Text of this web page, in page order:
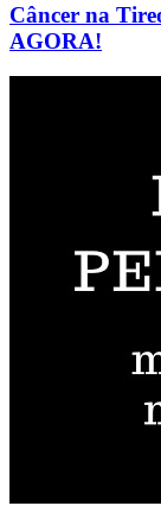
Câncer na
AGORA!